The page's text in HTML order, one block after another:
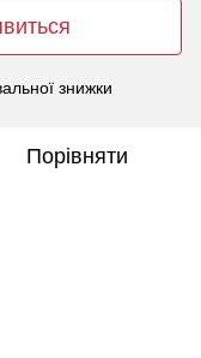
знижки
Порівняти